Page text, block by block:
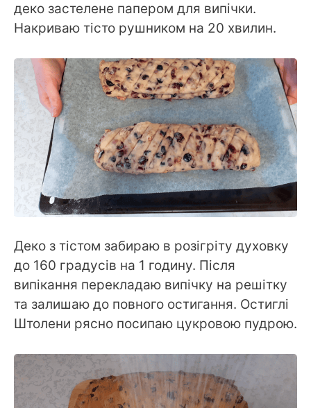
деко застелене папером для випічки.
Накриваю тісто рушником на 20 хвилин.
Деко з тістом забираю в розігріту духовку
до 160 градусів на 1 годину. Після
випікання перекладаю випічку на решітку
та залишаю до повного остигання. Остиглі
Штолени рясно посипаю цукровою пудрою.